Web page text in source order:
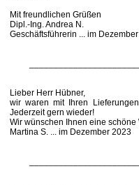
Mit freundlichen Grüßen
Dipl.-Ing. Andrea N.
Geschäftsführerin ... im
Lieber Herr Hübner,
wir waren mit Ihren
Jederzeit gern wieder!
Wir wünschen Ihnen eine
Martina S. ... im Dezember 2023